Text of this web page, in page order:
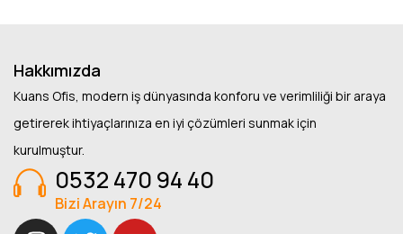
Hakkımızda
Kuans Ofis, modern iş dünyasında konforu ve verimliliği bir araya
getirerek ihtiyaçlarınıza en iyi çözümleri sunmak için
kurulmuştur.
0532 470 94 40
Bizi Arayın 7/24